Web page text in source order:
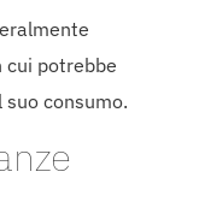
cui potrebbe
consumo.